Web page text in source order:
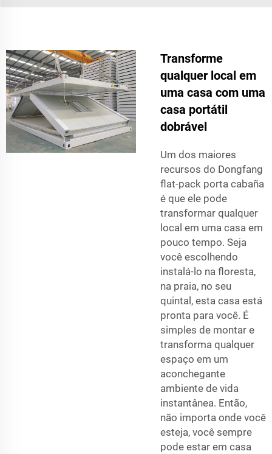
Transforme
qualquer local em
uma casa com uma
casa portátil
dobrável
Um dos maiores
recursos do Dongfang
flat-pack porta cabaña
é que ele pode
transformar qualquer
local em uma casa em
pouco tempo. Seja
você escolhendo
instalá-lo na floresta,
na praia, no seu
quintal, esta casa está
pronta para você. É
simples de montar e
transforma qualquer
espaço em um
aconchegante
ambiente de vida
instantânea. Então,
não importa onde você
esteja, você sempre
pode estar em casa